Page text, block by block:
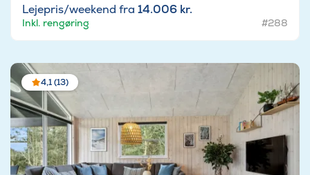
Lejepris/weekend fra 14.006 kr.
Inkl. rengøring #288
4,1 (13)